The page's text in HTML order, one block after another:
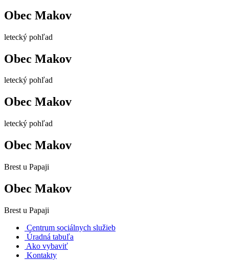
Obec Makov
letecký pohľad
Obec Makov
letecký pohľad
Obec Makov
letecký pohľad
Obec Makov
Brest u Papaji
Obec Makov
Brest u Papaji
Centrum sociálnych služieb
Úradná tabuľa
Ako vybaviť
Kontakty